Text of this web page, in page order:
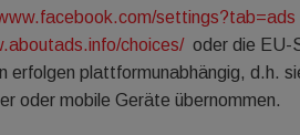
settings?tab=ads
choices/oder die EU-
erfolgen plattformunabhängig, d.h.
oder mobile Geräte übernommen.